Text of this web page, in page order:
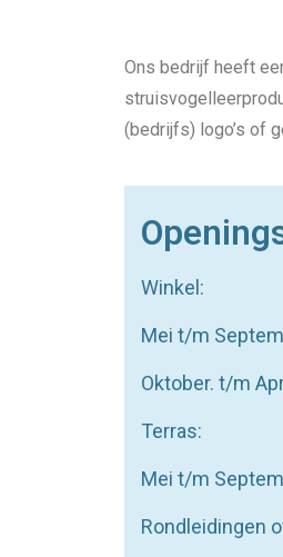
Ons bedrijf heeft
(bedrijfs) logo’s of
Winkel:
Mei t/m
Oktober. t/m
Terras:
Mei t/m
Rondleidingen